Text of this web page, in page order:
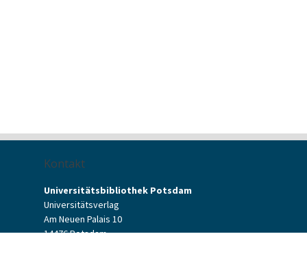
Kontakt
Universitätsbibliothek Potsdam
Universitätsverlag
Am Neuen Palais 10
14476 Potsdam